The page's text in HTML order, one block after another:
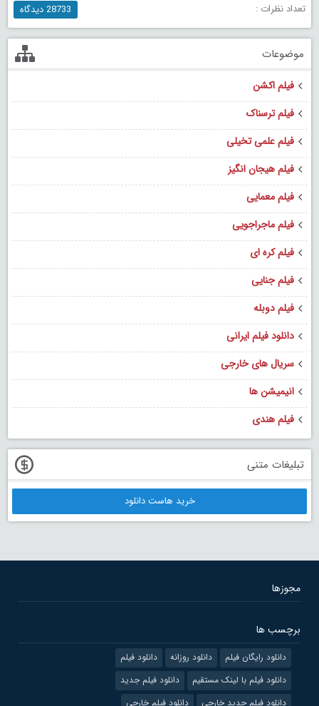
تعداد نظرات :
28733 دیدگاه
موضوعات
فیلم اکشن
فیلم ترسناک
فیلم علمی تخیلی
فیلم هیجان انگیز
فیلم معمایی
فیلم ماجراجویی
فیلم کره ای
فیلم جنایی
فیلم دوبله
دانلود فیلم ایرانی
سریال های خارجی
انیمیشن ها
فیلم هندی
تبلیغات متنی
خرید هاست دانلود
مجوزها
برچسب ها
دانلود رایگان فیلم دانلود روزانه
دانلود فیلم
دانلود فیلم با لینک مستقیم
دانلود فیلم جدید
دانلود فیلم جدید خارجی
دانلود فیلم خارجی